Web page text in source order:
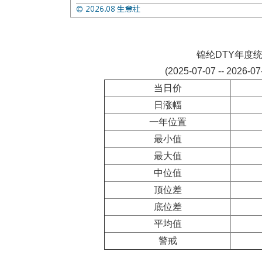
锦纶DTY年度
(2025-07-07 -- 2026-
当日价
日涨幅
一年位置
最小值
最大值
中位值
顶位差
底位差
平均值
警戒